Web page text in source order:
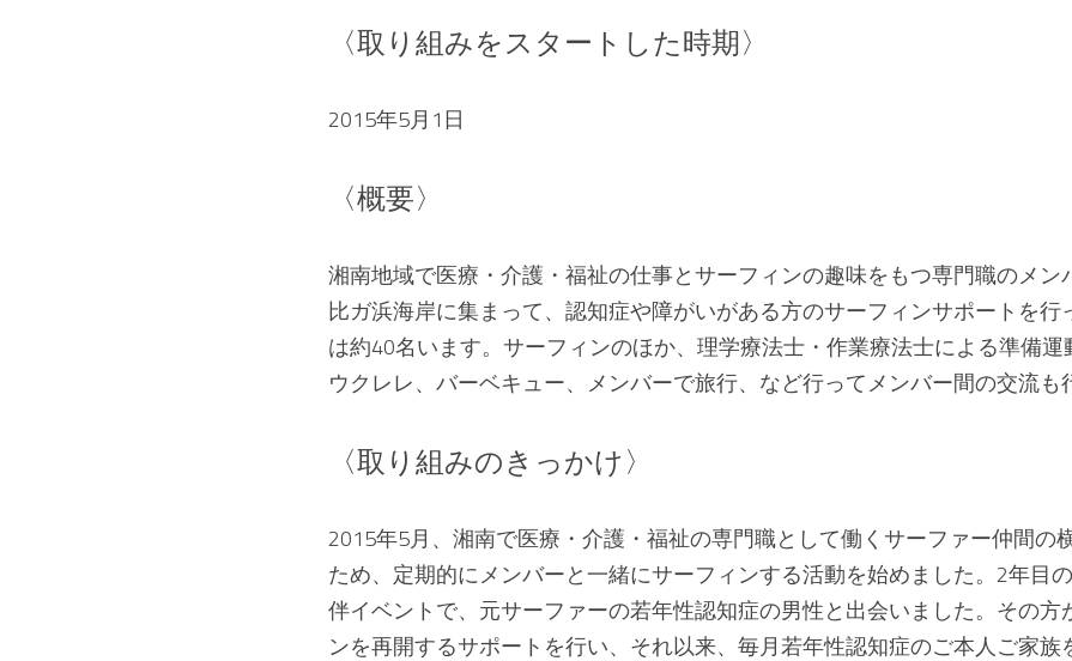
〈取り組みをスタートした時期〉
2015年5月1日
〈概要〉
湘南地域で医療・介護・福祉の仕事とサーフィンの趣味をもつ専門職のメン
比ガ浜海岸に集まって、認知症や障がいがある方のサーフィンサポートを行
は約40名います。サーフィンのほか、理学療法士・作業療法士による準備運
ウクレレ、バーベキュー、メンバーで旅行、など行ってメンバー間の交流も
〈取り組みのきっかけ〉
2015年5月、湘南で医療・介護・福祉の専門職として働くサーファー仲間の
ため、定期的にメンバーと一緒にサーフィンする活動を始めました。2年目
伴イベントで、元サーファーの若年性認知症の男性と出会いました。その方
ンを再開するサポートを行い、それ以来、毎月若年性認知症のご本人ご家族